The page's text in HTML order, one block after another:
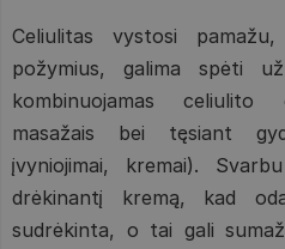
Celiulitas vystosi
požymius, galima spėti
kombinuojamas celiulito
masažais bei tęsiant
įvyniojimai, kremai).
drėkinantį kremą, kad
sudrėkinta, o tai gali